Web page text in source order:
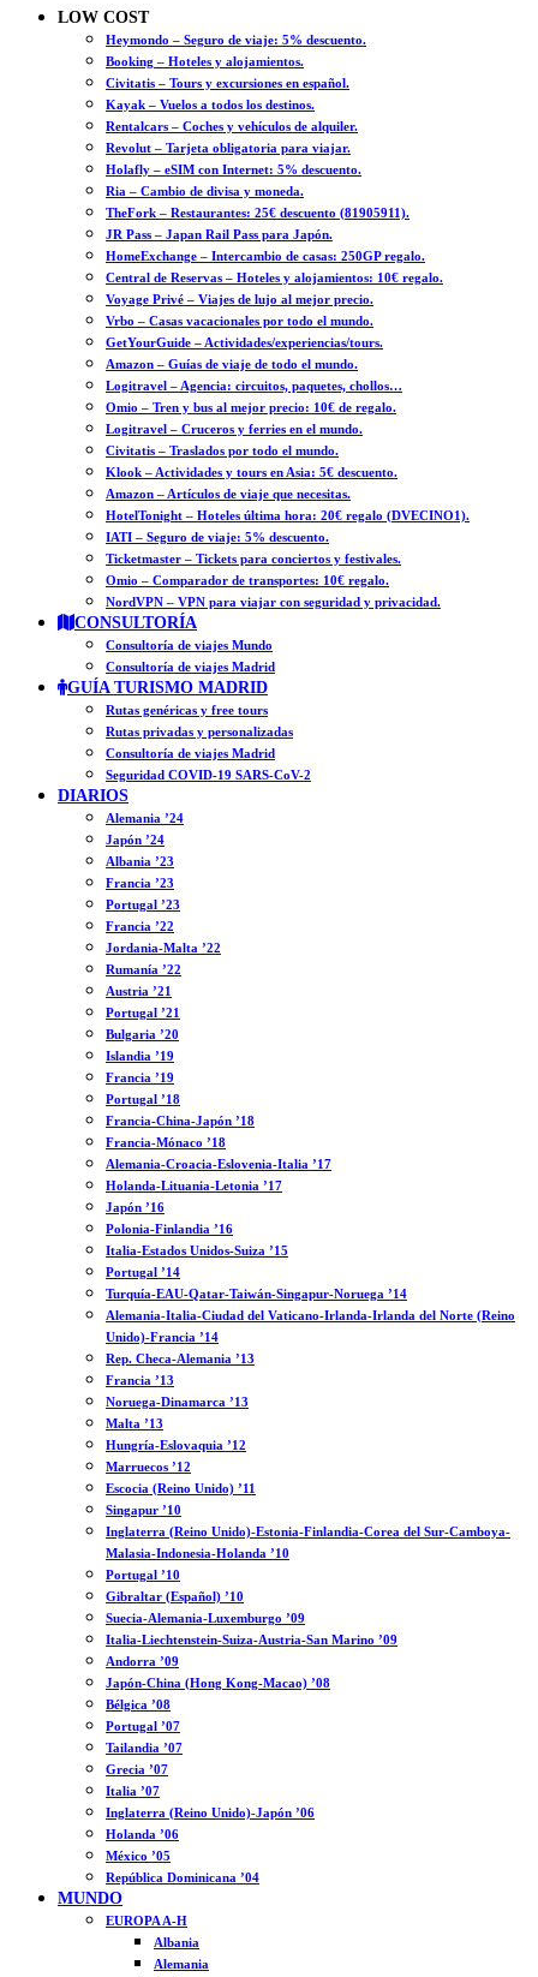
LOW COST
Heymondo – Seguro de viaje: 5% descuento.
Booking – Hoteles y alojamientos.
Civitatis – Tours y excursiones en español.
Kayak – Vuelos a todos los destinos.
Rentalcars – Coches y vehículos de alquiler.
Revolut – Tarjeta obligatoria para viajar.
Holafly – eSIM con Internet: 5% descuento.
Ria – Cambio de divisa y moneda.
TheFork – Restaurantes: 25€ descuento (81905911).
JR Pass – Japan Rail Pass para Japón.
HomeExchange – Intercambio de casas: 250GP regalo.
Central de Reservas – Hoteles y alojamientos: 10€ regalo.
Voyage Privé – Viajes de lujo al mejor precio.
Vrbo – Casas vacacionales por todo el mundo.
GetYourGuide – Actividades/experiencias/tours.
Amazon – Guías de viaje de todo el mundo.
Logitravel – Agencia: circuitos, paquetes, chollos…
Omio – Tren y bus al mejor precio: 10€ de regalo.
Logitravel – Cruceros y ferries en el mundo.
Civitatis – Traslados por todo el mundo.
Klook – Actividades y tours en Asia: 5€ descuento.
Amazon – Artículos de viaje que necesitas.
HotelTonight – Hoteles última hora: 20€ regalo (DVECINO1).
IATI – Seguro de viaje: 5% descuento.
Ticketmaster – Tickets para conciertos y festivales.
Omio – Comparador de transportes: 10€ regalo.
NordVPN – VPN para viajar con seguridad y privacidad.
CONSULTORÍA
Consultoría de viajes Mundo
Consultoría de viajes Madrid
GUÍA TURISMO MADRID
Rutas genéricas y free tours
Rutas privadas y personalizadas
Consultoría de viajes Madrid
Seguridad COVID-19 SARS-CoV-2
DIARIOS
Alemania ’24
Japón ’24
Albania ’23
Francia ’23
Portugal ’23
Francia ’22
Jordania-Malta ’22
Rumanía ’22
Austria ’21
Portugal ’21
Bulgaria ’20
Islandia ’19
Francia ’19
Portugal ’18
Francia-China-Japón ’18
Francia-Mónaco ’18
Alemania-Croacia-Eslovenia-Italia ’17
Holanda-Lituania-Letonia ’17
Japón ’16
Polonia-Finlandia ’16
Italia-Estados Unidos-Suiza ’15
Portugal ’14
Turquía-EAU-Qatar-Taiwán-Singapur-Noruega ’14
Alemania-Italia-Ciudad del Vaticano-Irlanda-Irlanda del Norte (Reino
Unido)-Francia ’14
Rep. Checa-Alemania ’13
Francia ’13
Noruega-Dinamarca ’13
Malta ’13
Hungría-Eslovaquia ’12
Marruecos ’12
Escocia (Reino Unido) ’11
Singapur ’10
Inglaterra (Reino Unido)-Estonia-Finlandia-Corea del Sur-Camboya-
Malasia-Indonesia-Holanda ’10
Portugal ’10
Gibraltar (Español) ’10
Suecia-Alemania-Luxemburgo ’09
Italia-Liechtenstein-Suiza-Austria-San Marino ’09
Andorra ’09
Japón-China (Hong Kong-Macao) ’08
Bélgica ’08
Portugal ’07
Tailandia ’07
Grecia ’07
Italia ’07
Inglaterra (Reino Unido)-Japón ’06
Holanda ’06
México ’05
República Dominicana ’04
MUNDO
EUROPA A-H
Albania
Alemania